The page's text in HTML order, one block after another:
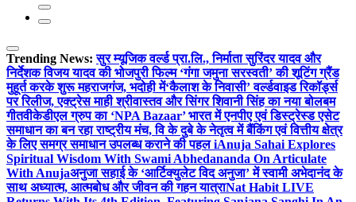
Trending News: सुर म्यूजिक वर्ल्ड प्रा.लि., निर्माता सुरिंदर यादव और
निर्देशक विजय यादव की भोजपुरी फिल्म ‘गंगा जमुना सरस्वती’ की शूटिंग ग्रैंड
मुहूर्त करके शुरू महराजगंज, भदोही में‘कैलाश के निवासी’ वर्ल्डवाइड रिकॉर्ड्स
पर रिलीज, एक्ट्रेस माही श्रीवास्तव और सिंगर शिवानी सिंह का नया बोलबम
गीतवीकेडीएल ग्रुप का ‘NPA Bazaar’ भारत में एनपीए एवं डिस्ट्रेस्ड एसेट
समाधान का बन रहा राष्ट्रीय मंच, वि के दुबे के नेतृत्व में बैंकिंग एवं वित्तीय क्षेत्र
के लिए समग्र समाधान उपलब्ध कराने की पहल iAnuja Sahai Explores
Spiritual Wisdom With Swami Abhedananda On Articulate
With Anujaअनुजा सहाई के ‘आर्टिक्युलेट विद अनुजा’ में स्वामी अभेदानंद के
साथ अध्यात्म, आत्मबोध और जीवन की गहन यात्राNat Habit LIVE